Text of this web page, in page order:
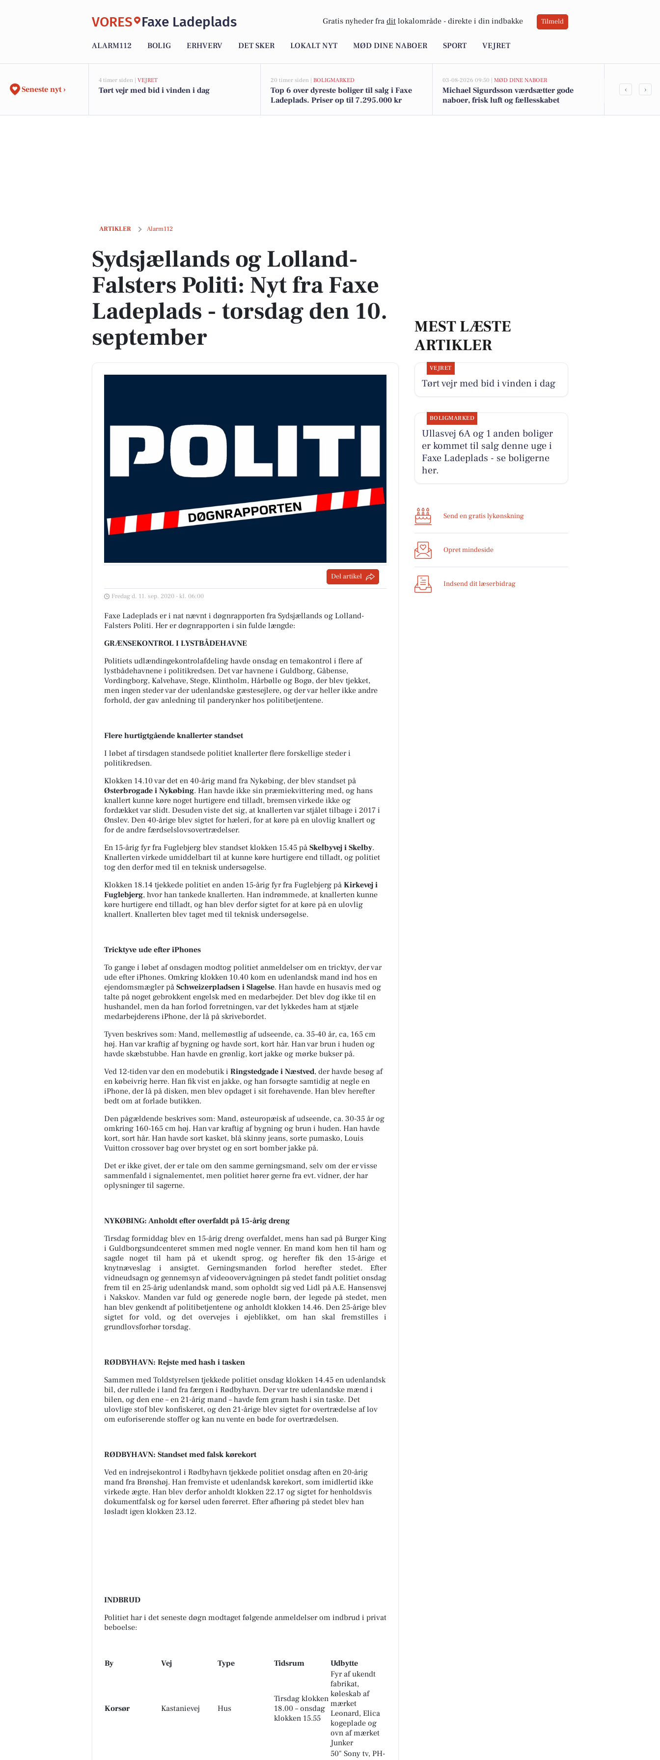
VORES Faxe Ladeplads Gratis nyheder fra dit lokalområde - direkte i din indbakke Tilmeld
ALARM112 BOLIG ERHVERV DET SKER LOKALT NYT MØD DINE NABOER SPORT VEJRET
Seneste nyt ›
4 timer siden | VEJRET
Tørt vejr med bid i vinden i dag
20 timer siden | BOLIGMARKED
Top 6 over dyreste boliger til salg i Faxe
Ladeplads. Priser op til 7.295.000 kr
03-08-2026 09:50 | MØD DINE NABOER
Michael Sigurdsson værdsætter gode
naboer, frisk luft og fællesskabet
Keld
‹ ›
ARTIKLER Alarm112
Sydsjællands og Lolland-Falsters Politi: Nyt fra Faxe Ladeplads - torsdag den 10. september
Sydsjællands og Lolland-
Falsters Politi: Nyt fra Faxe
Ladeplads - torsdag den 10.
september
Del artikel
Fredag d. 11. sep. 2020 - kl. 06:00
Faxe Ladeplads er i nat nævnt i døgnrapporten fra Sydsjællands og Lolland-
Falsters Politi. Her er døgnrapporten i sin fulde længde:
GRÆNSEKONTROL I LYSTBÅDEHAVNE
Politiets udlændingekontrolafdeling havde onsdag en temakontrol i flere af
lystbådehavnene i politikredsen. Det var havnene i Guldborg, Gåbense,
Vordingborg, Kalvehave, Stege, Klintholm, Hårbølle og Bogø, der blev tjekket,
men ingen steder var der udenlandske gæstesejlere, og der var heller ikke andre
forhold, der gav anledning til panderynker hos politibetjentene.
Flere hurtigtgående knallerter standset
I løbet af tirsdagen standsede politiet knallerter flere forskellige steder i
politikredsen.
Klokken 14.10 var det en 40-årig mand fra Nykøbing, der blev standset på
Østerbrogade i Nykøbing. Han havde ikke sin præmiekvittering med, og hans
knallert kunne køre noget hurtigere end tilladt, bremsen virkede ikke og
fordækket var slidt. Desuden viste det sig, at knallerten var stjålet tilbage i 2017 i
Ønslev. Den 40-årige blev sigtet for hæleri, for at køre på en ulovlig knallert og
for de andre færdselslovsovertrædelser.
En 15-årig fyr fra Fuglebjerg blev standset klokken 15.45 på Skelbyvej i Skelby.
Knallerten virkede umiddelbart til at kunne køre hurtigere end tilladt, og politiet
tog den derfor med til en teknisk undersøgelse.
Klokken 18.14 tjekkede politiet en anden 15-årig fyr fra Fuglebjerg på Kirkevej i
Fuglebjerg, hvor han tankede knallerten. Han indrømmede, at knallerten kunne
køre hurtigere end tilladt, og han blev derfor sigtet for at køre på en ulovlig
knallert. Knallerten blev taget med til teknisk undersøgelse.
Tricktyve ude efter iPhones
To gange i løbet af onsdagen modtog politiet anmeldelser om en tricktyv, der var
ude efter iPhones. Omkring klokken 10.40 kom en udenlandsk mand ind hos en
ejendomsmægler på Schweizerpladsen i Slagelse. Han havde en husavis med og
talte på noget gebrokkent engelsk med en medarbejder. Det blev dog ikke til en
hushandel, men da han forlod forretningen, var det lykkedes ham at stjæle
medarbejderens iPhone, der lå på skrivebordet.
Tyven beskrives som: Mand, mellemøstlig af udseende, ca. 35-40 år, ca, 165 cm
høj. Han var kraftig af bygning og havde sort, kort hår. Han var brun i huden og
havde skæbstubbe. Han havde en grønlig, kort jakke og mørke bukser på.
Ved 12-tiden var den en modebutik i Ringstedgade i Næstved, der havde besøg af
en købeivrig herre. Han fik vist en jakke, og han forsøgte samtidig at negle en
iPhone, der lå på disken, men blev opdaget i sit forehavende. Han blev herefter
bedt om at forlade butikken.
Den pågældende beskrives som: Mand, østeuropæisk af udseende, ca. 30-35 år og
omkring 160-165 cm høj. Han var kraftig af bygning og brun i huden. Han havde
kort, sort hår. Han havde sort kasket, blå skinny jeans, sorte pumasko, Louis
Vuitton crossover bag over brystet og en sort bomber jakke på.
Det er ikke givet, der er tale om den samme gerningsmand, selv om der er visse
sammenfald i signalementet, men politiet hører gerne fra evt. vidner, der har
oplysninger til sagerne.
NYKØBING: Anholdt efter overfaldt på 15-årig dreng
Tirsdag formiddag blev en 15-årig dreng overfaldet, mens han sad på Burger King
i Guldborgsundcenteret smmen med nogle venner. En mand kom hen til ham og
sagde noget til ham på et ukendt sprog, og herefter fik den 15-årige et
knytnæveslag i ansigtet. Gerningsmanden forlod herefter stedet. Efter
vidneudsagn og gennemsyn af videoovervågningen på stedet fandt politiet onsdag
frem til en 25-årig udenlandsk mand, som opholdt sig ved Lidl på A.E. Hansensvej
i Nakskov. Manden var fuld og generede nogle børn, der legede på stedet, men
han blev genkendt af politibetjentene og anholdt klokken 14.46. Den 25-årige blev
sigtet for vold, og det overvejes i øjeblikket, om han skal fremstilles i
grundlovsforhør torsdag.
RØDBYHAVN: Rejste med hash i tasken
Sammen med Toldstyrelsen tjekkede politiet onsdag klokken 14.45 en udenlandsk
bil, der rullede i land fra færgen i Rødbyhavn. Der var tre udenlandske mænd i
bilen, og den ene – en 21-årig mand – havde fem gram hash i sin taske. Det
ulovlige stof blev konfiskeret, og den 21-årige blev sigtet for overtrædelse af lov
om euforiserende stoffer og kan nu vente en bøde for overtrædelsen.
RØDBYHAVN: Standset med falsk kørekort
Ved en indrejsekontrol i Rødbyhavn tjekkede politiet onsdag aften en 20-årig
mand fra Brønshøj. Han fremviste et udenlandsk kørekort, som imidlertid ikke
virkede ægte. Han blev derfor anholdt klokken 22.17 og sigtet for henholdsvis
dokumentfalsk og for kørsel uden førerret. Efter afhøring på stedet blev han
løsladt igen klokken 23.12.
INDBRUD
Politiet har i det seneste døgn modtaget følgende anmeldelser om indbrud i privat
beboelse:
By Vej Type Tidsrum Udbytte
Korsør Kastanievej Hus
Tirsdag klokken
18.00 – onsdag
klokken 15.55
Fyr af ukendt
fabrikat,
køleskab af
mærket
Leonard, Elica
kogeplade og
ovn af mærket
Junker
50" Sony tv, PH-
MEST LÆSTE
ARTIKLER
VEJRET
Tørt vejr med bid i vinden i dag
BOLIGMARKED
Ullasvej 6A og 1 anden boliger
er kommet til salg denne uge i
Faxe Ladeplads - se boligerne
her.
Send en gratis lykønskning
Opret mindeside
Indsend dit læserbidrag